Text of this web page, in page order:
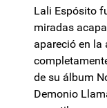
Lali Espósito
miradas
apareció en
de su álbum
Demonio